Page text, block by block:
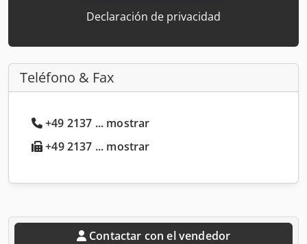
Declaración de privacidad
Teléfono & Fax
+49 2137 ... mostrar
+49 2137 ... mostrar
Contactar con el vendedor